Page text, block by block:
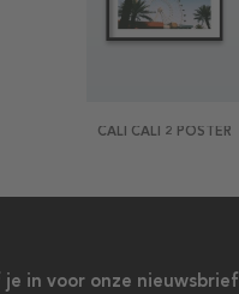
CALI CALI 2 POSTER
je in voor onze nieuwsbrief